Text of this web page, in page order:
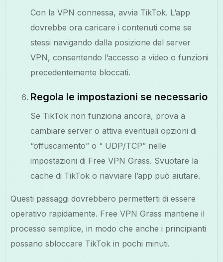
Con la VPN connessa, avvia TikTok. L’app
dovrebbe ora caricare i contenuti come se
stessi navigando dalla posizione del server
VPN, consentendo l’accesso a video o funzioni
precedentemente bloccati.
Regola le impostazioni se necessario
Se TikTok non funziona ancora, prova a
cambiare server o attiva eventuali opzioni di
“offuscamento” o “ UDP/TCP” nelle
impostazioni di Free VPN Grass. Svuotare la
cache di TikTok o riavviare l’app può aiutare.
Questi passaggi dovrebbero permetterti di essere
operativo rapidamente. Free VPN Grass mantiene il
processo semplice, in modo che anche i principianti
possano sbloccare TikTok in pochi minuti.